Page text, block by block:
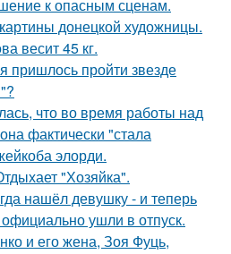
к опасным сценам.
донецкой художницы.
весит 45 кг.
пришлось пройти звезде
что во время работы над
фактически "стала
элорди.
"Хозяйка".
нашёл девушку - и теперь
ушли в отпуск.
и его жена, Зоя Фуць,